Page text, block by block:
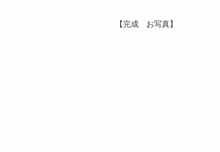
【完成 お写真】